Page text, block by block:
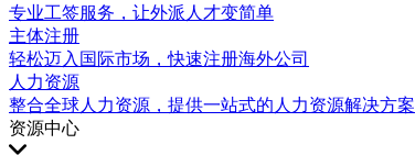
专业工签服务，让外派人才变简单
主体注册
轻松迈入国际市场，快速注册海外公司
人力资源
整合全球人力资源，提供一站式的人力资源解决方案
资源中心